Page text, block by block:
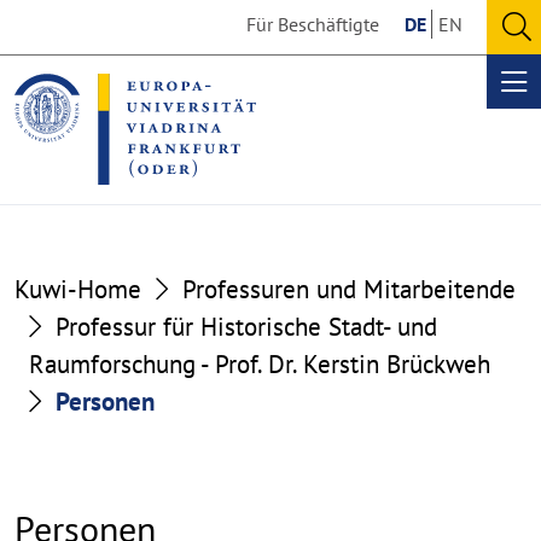
the
content
section
the
footer
section
Für Beschäftigte DE EN
Kuwi-Home
Professuren und Mitarbeitende
Professur für Historische Stadt- und
Raumforschung - Prof. Dr. Kerstin Brückweh
Personen
Personen